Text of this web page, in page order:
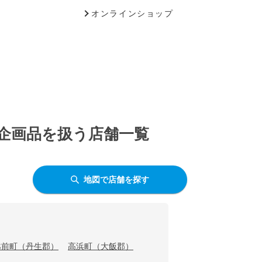
オンラインショップ
画品を扱う店舗一覧
地図で店舗を探す
町（丹生郡） 高浜町（大飯郡）